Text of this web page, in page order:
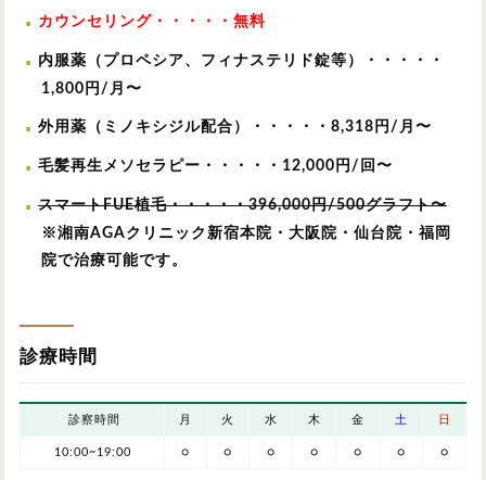
カウンセリング・・・・・無料
内服薬（プロペシア、フィナステリド錠等）・・・・・
1,800円/月〜
外用薬（ミノキシジル配合）・・・・・8,318円/月〜
毛髪再生メソセラピー・・・・・12,000円/回〜
スマートFUE植毛・・・・・396,000円/500グラフト〜
※湘南AGAクリニック新宿本院・大阪院・仙台院・福岡
院で治療可能です。
診療時間
診察時間 月 火 水 木 金 土 日
10:00~19:00 ○ ○ ○ ○ ○ ○ ○